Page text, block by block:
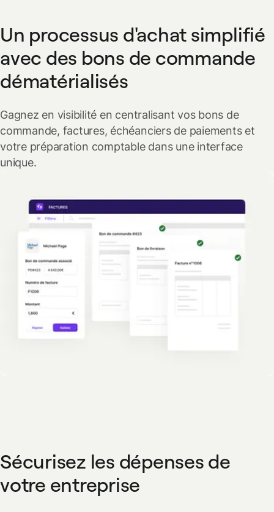
Un processus d'achat simplifié
avec des bons de commande
dématérialisés
Gagnez en visibilité en centralisant vos bons de
commande, factures, échéanciers de paiements et
votre préparation comptable dans une interface
unique.
Sécurisez les dépenses de
votre entreprise